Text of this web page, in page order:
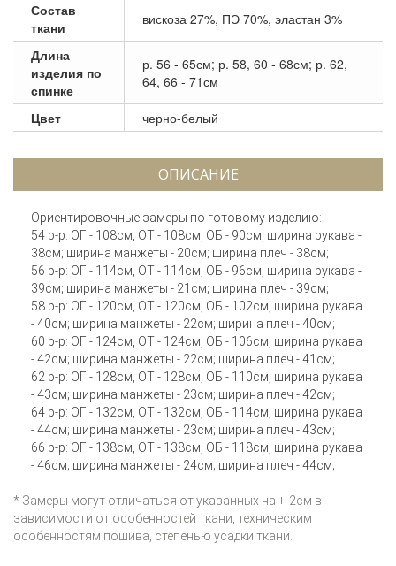
Состав
ткани
вискоза 27%, ПЭ 70%, эластан 3%
Длина
изделия по
спинке
р. 56 - 65см; р. 58, 60 - 68см; р. 62,
64, 66 - 71см
Цвет черно-белый
ОПИСАНИЕ
Ориентировочные замеры по готовому изделию:
54 р-р: ОГ - 108см, ОТ - 108см, ОБ - 90см, ширина рукава -
38см; ширина манжеты - 20см; ширина плеч - 38см;
56 р-р: ОГ - 114см, ОТ - 114см, ОБ - 96см, ширина рукава -
39см; ширина манжеты - 21см; ширина плеч - 39см;
58 р-р: ОГ - 120см, ОТ - 120см, ОБ - 102см, ширина рукава
- 40см; ширина манжеты - 22см; ширина плеч - 40см;
60 р-р: ОГ - 124см, ОТ - 124см, ОБ - 106см, ширина рукава
- 42см; ширина манжеты - 22см; ширина плеч - 41см;
62 р-р: ОГ - 128см, ОТ - 128см, ОБ - 110см, ширина рукава
- 43см; ширина манжеты - 23см; ширина плеч - 42см;
64 р-р: ОГ - 132см, ОТ - 132см, ОБ - 114см, ширина рукава
- 44см; ширина манжеты - 23см; ширина плеч - 43см;
66 р-р: ОГ - 138см, ОТ - 138см, ОБ - 118см, ширина рукава
- 46см; ширина манжеты - 24см; ширина плеч - 44см;
* Замеры могут отличаться от указанных на +-2см в
зависимости от особенностей ткани, техническим
особенностям пошива, степенью усадки ткани.